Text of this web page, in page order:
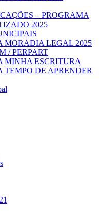
– PROGRAMA
2025
MORADIA LEGAL 2025
/ PERPART
MINHA ESCRITURA
TEMPO DE APRENDER